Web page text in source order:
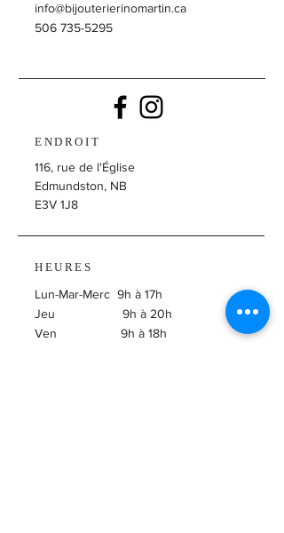
info@bijouterierinomartin.ca
506 735-5295
ENDROIT
116, rue de l'Église
Edmundston, NB
E3V 1J8
HEURES
Lun-Mar-Merc 9h à 17h
Jeu 9h à 20h
Ven 9h à 18h